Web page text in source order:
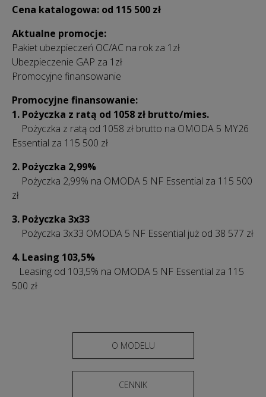
Cena katalogowa: od 115 500 zł
Aktualne promocje:
Pakiet ubezpieczeń OC/AC na rok za 1zł
Ubezpieczenie GAP za 1zł
Promocyjne finansowanie
Promocyjne finansowanie:
1. Pożyczka z ratą od 1058 zł brutto/mies.
Pożyczka z ratą od 1058 zł brutto na OMODA 5 MY26
Essential za 115 500 zł
2. Pożyczka 2,99%
Pożyczka 2,99% na OMODA 5 NF Essential za 115 500
zł
3. Pożyczka 3x33
Pożyczka 3x33 OMODA 5 NF Essential już od 38 577 zł
4. Leasing 103,5%
Leasing od 103,5% na OMODA 5 NF Essential za 115
500 zł
O MODELU
CENNIK